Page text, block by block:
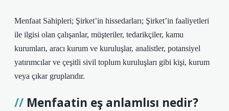
Menfaat Sahipleri; Şirket’in hissedarları; Şirket’in faaliyetleri
ile ilgisi olan çalışanlar, müşteriler, tedarikçiler, kamu
kurumları, aracı kurum ve kuruluşlar, analistler, potansiyel
yatırımcılar ve çeşitli sivil toplum kuruluşları gibi kişi, kurum
veya çıkar gruplarıdır.
Menfaatin eş anlamlısı nedir?